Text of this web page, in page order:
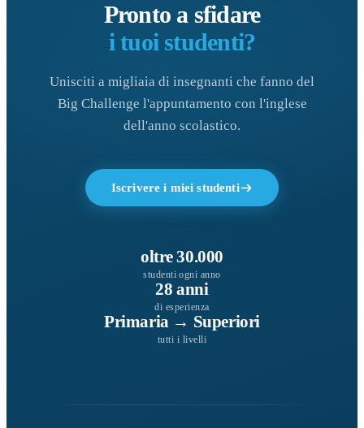
Pronto a sfidare
i tuoi studenti?
Unisciti a migliaia di insegnanti che fanno del
Big Challenge l'appuntamento con l'inglese
dell'anno scolastico.
Iscrivere i miei studenti
oltre 30.000
studenti ogni anno
28 anni
di esperienza
Primaria → Superiori
tutti i livelli